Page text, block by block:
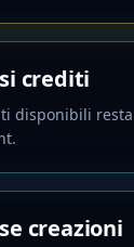
crediti
disponibili
creazioni